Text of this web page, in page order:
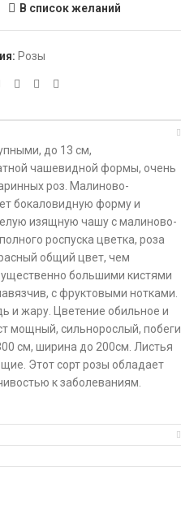
В список желаний
Розы
до 13 см,
чашевидной формы, очень
роз. Малиново-
бокаловидную форму и
изящную чашу с малиново-
роспуска цветка, роза
общий цвет, чем
большими кистями
с фруктовыми нотками.
и жару. Цветение обильное и
мощный, сильнорослый, побеги
см, ширина до 200см. Листья
Этот сорт розы обладает
к заболеваниям.